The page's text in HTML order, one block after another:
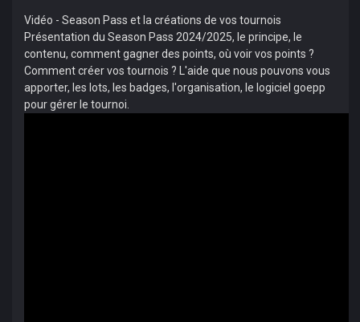
Vidéo - Season Pass et la créations de vos tournois
Présentation du Season Pass 2024/2025, le principe, le
contenu, comment gagner des points, où voir vos points ?
Comment créer vos tournois ? L'aide que nous pouvons vous
apporter, les lots, les badges, l'organisation, le logiciel goepp
pour gérer le tournoi.